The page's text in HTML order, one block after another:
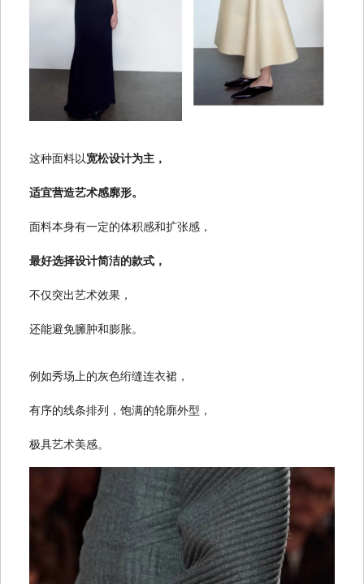
这种面料以宽松设计为主，
适宜营造艺术感廓形。
面料本身有一定的体积感和扩张感，
最好选择设计简洁的款式，
不仅突出艺术效果，
还能避免臃肿和膨胀。
例如秀场上的灰色绗缝连衣裙，
有序的线条排列，饱满的轮廓外型，
极具艺术美感。